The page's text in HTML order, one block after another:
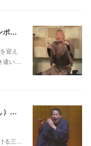
三遊亭遊雀「大工調べ／文違い」～テンポよくたたみかける語り口で人気・実力とも屈指！
迎え
違い…
三遊亭志う歌「片棒／心眼（ネタおろし）／百年目」～すべてが規格外の天才肌！
る三…